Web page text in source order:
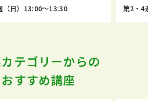
（日）13:00～13:30
第2・4
テゴリーからの
おすすめ講座